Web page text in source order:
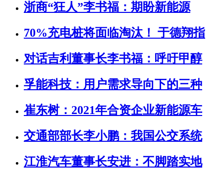
浙商“狂人”李书福：期盼新能源
70%充电桩将面临淘汰！ 于德翔指
对话吉利董事长李书福：呼吁甲醇
孚能科技：用户需求导向下的三种
崔东树：2021年合资企业新能源车
交通部部长李小鹏：我国公交系统
江淮汽车董事长安进：不脚踏实地